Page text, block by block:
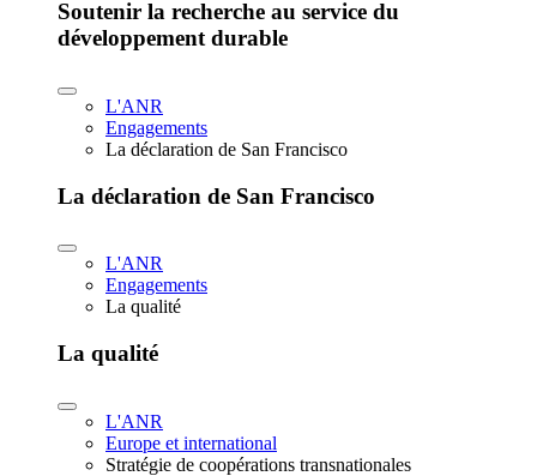
Soutenir la recherche au service du
développement durable
L'ANR
Engagements
La déclaration de San Francisco
La déclaration de San Francisco
L'ANR
Engagements
La qualité
La qualité
L'ANR
Europe et international
Stratégie de coopérations transnationales